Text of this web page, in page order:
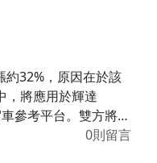
約32%，原因在於該
，將應用於輝達
參考平台。雙方將合
中，以支援預計
0則留言